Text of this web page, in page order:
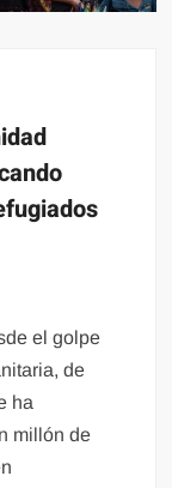
el golpe
de
ha
millón de